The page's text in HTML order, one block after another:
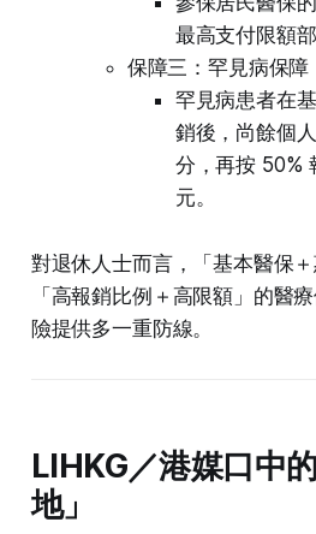
最高支付限額
保障三：罕見病保障
罕見病患者在
銷後，尚餘個
分，再按 50%
元。
對退休人士而言，「基本醫保
「高報銷比例＋高限額」的醫
險提供多一重防線。
LIHKG／港媒口中
地」